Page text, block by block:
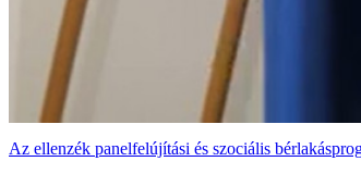
Az ellenzék panelfelújítási és szociális